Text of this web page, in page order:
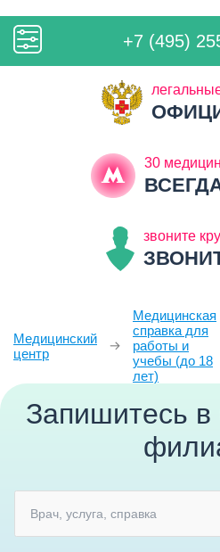
+7 (495)
30
звоните
Медицинский
центр
Медицинская
справка для
работы и
учебы (до 18
лет)
Запишитесь
Врач, услуга, справка